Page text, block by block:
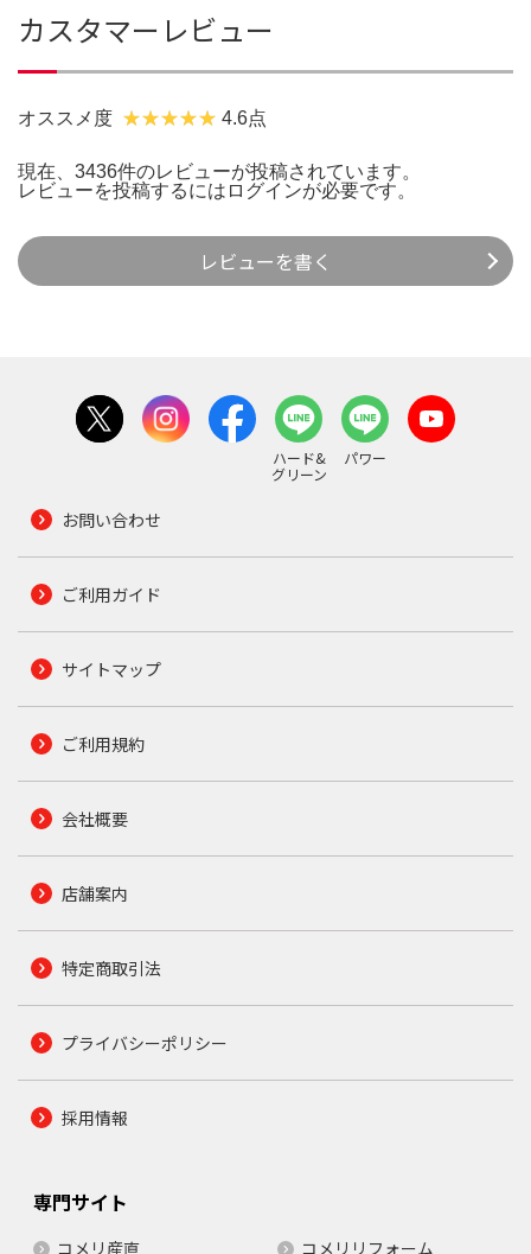
カスタマーレビュー
オススメ度 4.6点
現在、3436件のレビューが投稿されています。
レビューを投稿するには ログインが必要です。
レビューを書く
ハード&
グリーン
パワー
お問い合わせ
ご利用ガイド
サイトマップ
ご利用規約
会社概要
店舗案内
特定商取引法
プライバシーポリシー
採用情報
専門サイト
コメリ産直 コメリリフォーム